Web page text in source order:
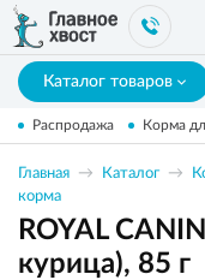
Каталог товаров
Распродажа Корма
Главная Каталог
корма
ROYAL
курица), 85 г